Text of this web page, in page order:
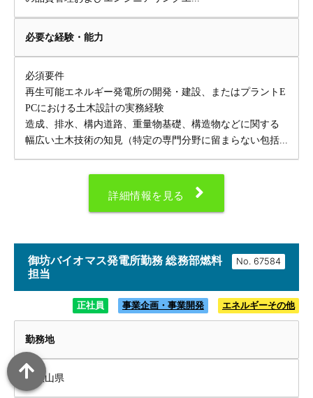
必要な経験・能力
必須要件
再生可能エネルギー発電所の開発・建設、またはプラントE
PCにおける土木設計の実務経験
造成、排水、構内道路、重量物基礎、構造物などに関する
幅広い土木技術の知見（特定の専門分野に留まらない包括...
詳細情報を見る
No.
御坊バイオマス発電所勤務 総務部燃料
担当
正社員 事業企画・事業開発 エネルギーその他
勤務地
和歌山県